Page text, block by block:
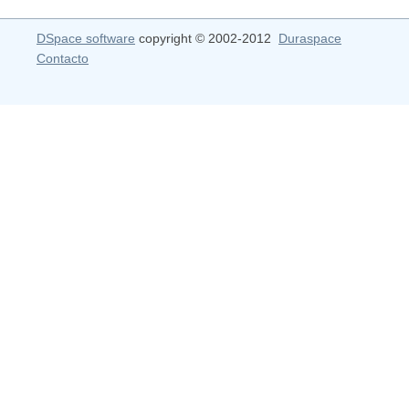
DSpace software copyright © 2002-2012 Duraspace
Contacto